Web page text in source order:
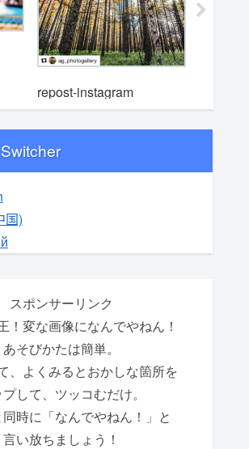
repost-instagram
国)
スポンサーリンク
！変な画像になんでやねん！
あそびかたは簡単。
、よくみるとおかしな箇所を
して、ツッコむだけ。
時に「なんでやねん！」と
言い放ちましょう！